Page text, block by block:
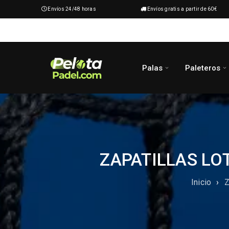
Envíos 24/48 horas Envíos gratis a partir de 60€
Palas Paleteros
ZAPATILLAS
Inicio ›